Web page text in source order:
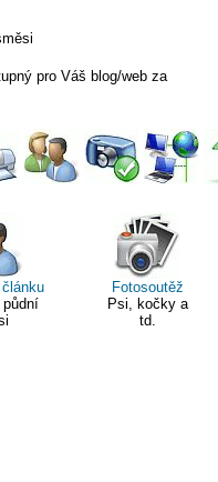
pro Váš blog/web za
půdní
Fotosoutěž
Psi, kočky a
td.